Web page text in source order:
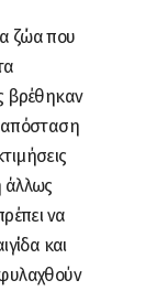
ζώα που
βρέθηκαν
απόσταση
άλλως
να
και